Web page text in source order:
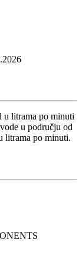
u litrama po minuti
u području od
litrama po minuti.